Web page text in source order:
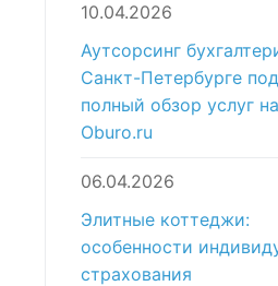
10.04.2026
Аутсорсинг
Санкт-Петербурге
полный обзор услуг
Oburo.ru
06.04.2026
Элитные коттеджи:
особенности
страхования